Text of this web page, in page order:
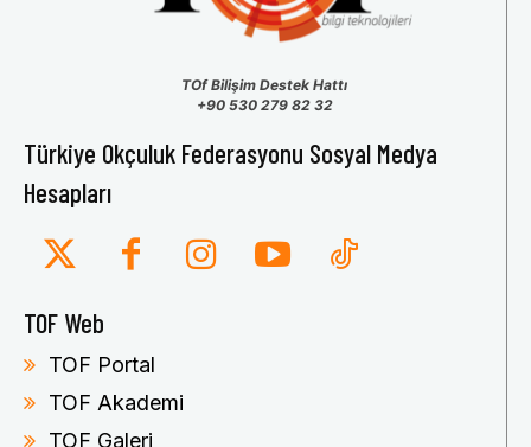
TOf Bilişim Destek Hattı
+90 530 279 82 32
Türkiye Okçuluk Federasyonu Sosyal Medya
Hesapları
TOF Web
TOF Portal
TOF Akademi
TOF Galeri